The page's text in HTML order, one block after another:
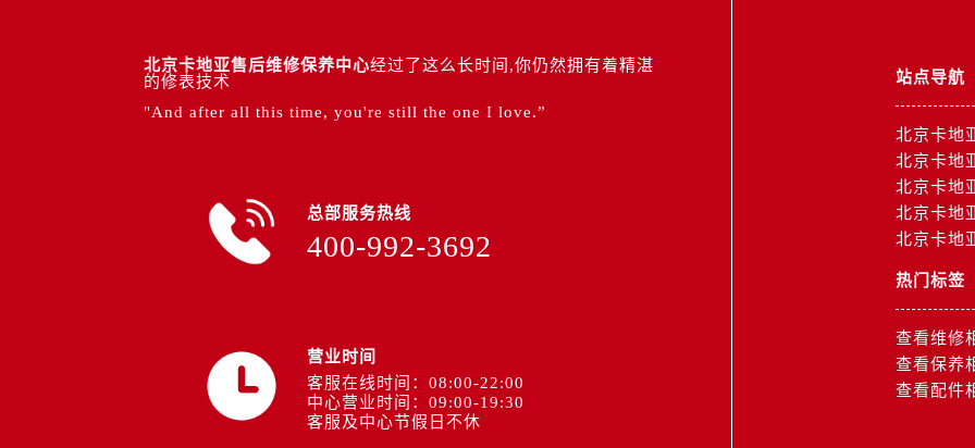
北京卡地亚售后维修保养中心经过了这么长时间,你仍然拥有着精湛
的修表技术
"And after all this time, you're still the one I love.”
总部服务热线
400-992-3692
营业时间
客服在线时间：08:00-22:00
中心营业时间：09:00-19:30
客服及中心节假日不休
站点导航
北京卡地
北京卡地
北京卡地
北京卡地
北京卡地
热门标签
查看维修
查看保养
查看配件